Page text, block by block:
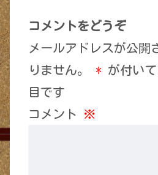
コメントをどうぞ
メールアドレスが公開
りません。
* が付い
目です
コメント ※